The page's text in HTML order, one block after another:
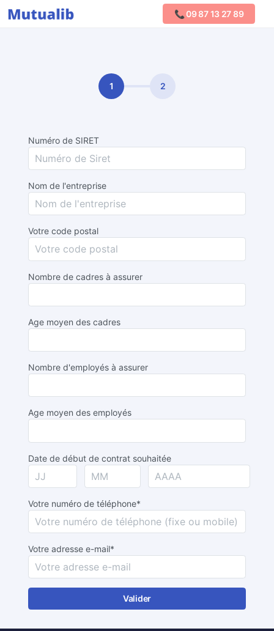
📞 09 87 13 27 89
Comparer les mutuelles
1 2
Numéro de SIRET
Nom de l'entreprise
Votre code postal
Nombre de cadres à assurer
Age moyen des cadres
Nombre d'employés à assurer
Age moyen des employés
Date de début de contrat souhaitée
Votre numéro de téléphone*
Votre adresse e-mail*
Valider